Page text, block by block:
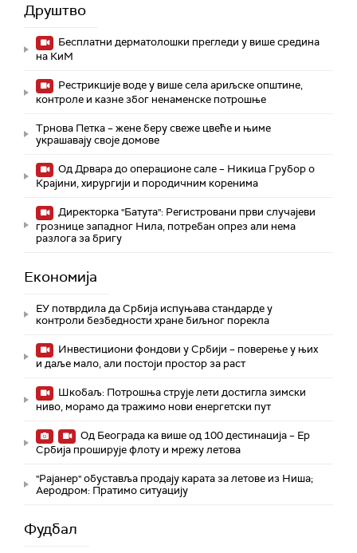
Друштво
Бесплатни дерматолошки прегледи у више средина
на КиМ
Рестрикције воде у више села ариљске општине,
контроле и казне због ненаменске потрошње
Трнова Петка – жене беру свеже цвеће и њиме
украшавају своје домове
Од Дрвара до операционе сале – Никица Грубор о
Крајини, хирургији и породичним коренима
Директорка "Батута": Регистровани први случајеви
грознице западног Нила, потребан опрез али нема
разлога за бригу
Економија
ЕУ потврдила да Србија испуњава стандарде у
контроли безбедности хране биљног порекла
Инвестициони фондови у Србији – поверење у њих
и даље мало, али постоји простор за раст
Шкобаљ: Потрошња струје лети достигла зимски
ниво, морамо да тражимо нови енергетски пут
Од Београда ка више од 100 дестинација – Ер
Србија проширује флоту и мрежу летова
"Рајанер" обуставља продају карата за летове из Ниша;
Аеродром: Пратимо ситуацију
Фудбал